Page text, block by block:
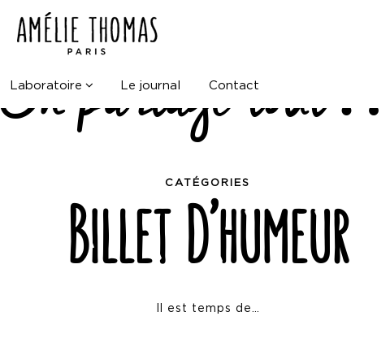
Laboratoire Le journal Contact
Parce Que entre nous
On partage
CATÉGORIES
Billet D’humeur
Il est temps de…